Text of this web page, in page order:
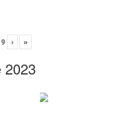
9 › »
2023